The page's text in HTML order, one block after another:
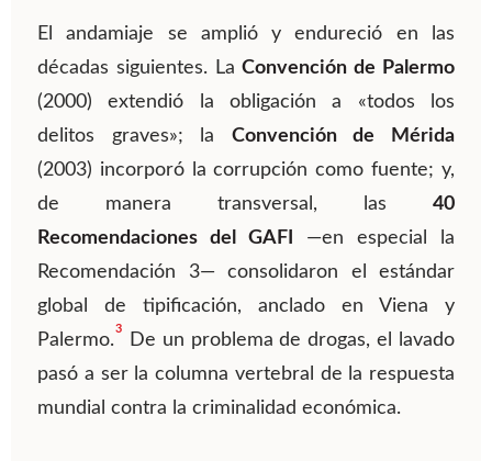
El andamiaje se amplió y endureció en las
décadas siguientes. LaConvención de Palermo
(2000) extendió la obligación a «todos los
delitos graves»; la Convención de Mérida
(2003) incorporó la corrupción como fuente; y,
de manera transversal, las 40
Recomendaciones del GAFI
—en especial la
Recomendación 3— consolidaron el estándar
global de tipificación, anclado en Viena y
Palermo.
3
De un problema de drogas, el lavado
pasó a ser la columna vertebral de la respuesta
mundial contra la criminalidad económica.